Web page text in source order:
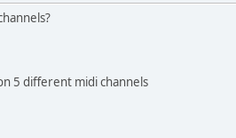
5 different midi channels